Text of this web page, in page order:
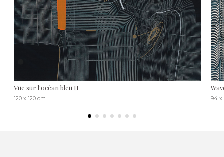
Vue sur l'océan bleu II
120 x 120 cm 94 x